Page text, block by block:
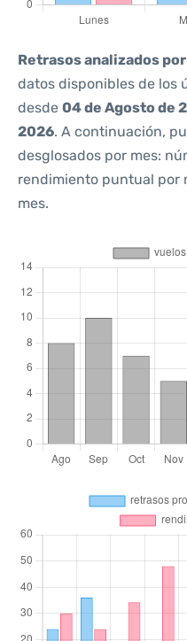
Retrasos analizados
datos disponibles de los
desde 04 de Agosto de
2026. A continuación,
desglosados por mes:
rendimiento puntual por
mes.